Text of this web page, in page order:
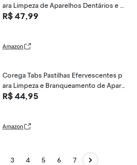
ara Limpeza de Aparelhos Dentários e P
róteses Dentárias, 30 unidades
R$ 47,99
Amazon
Corega Tabs Pastilhas Efervescentes p
ara Limpeza e Branqueamento de Apare
lhos Dentários e Próteses Dentárias, 30
R$ 44,95
Amazon
3 4 5 6 7